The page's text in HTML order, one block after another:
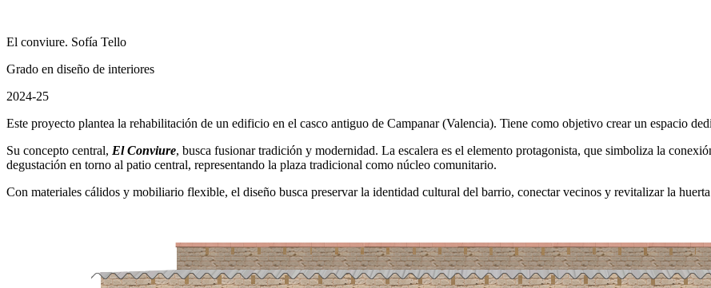
El conviure. Sofía Tello
Grado en diseño de interiores
2024-25
Este proyecto plantea la rehabilitación de un edificio en el casco antiguo de Campanar (Valencia). Tiene como objetivo crear un espacio
Su concepto central, El Conviure, busca fusionar tradición y modernidad. La escalera es el elemento protagonista, que simboliza la
degustación en torno al patio central, representando la plaza tradicional como núcleo comunitario.
Con materiales cálidos y mobiliario flexible, el diseño busca preservar la identidad cultural del barrio, conectar vecinos y revitalizar la